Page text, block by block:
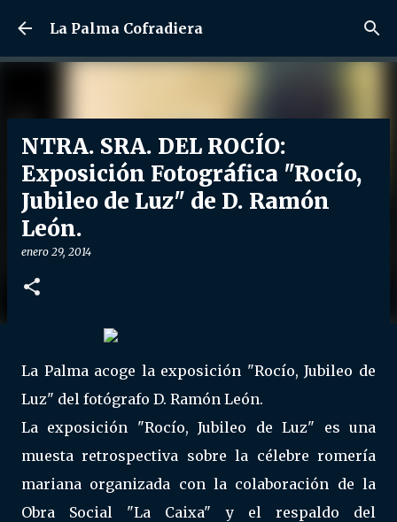
Ir al contenido principal
La Palma Cofradiera
NTRA. SRA. DEL ROCÍO:
Exposición Fotográfica "Rocío,
Jubileo de Luz" de D. Ramón
León.
enero 29, 2014
La Palma acoge la exposición "Rocío, Jubileo de
Luz" del fotógrafo D. Ramón León.
La exposición "Rocío, Jubileo de Luz" es una
muesta retrospectiva sobre la célebre romería
mariana organizada con la colaboración de la
Obra Social "La Caixa" y el respaldo del